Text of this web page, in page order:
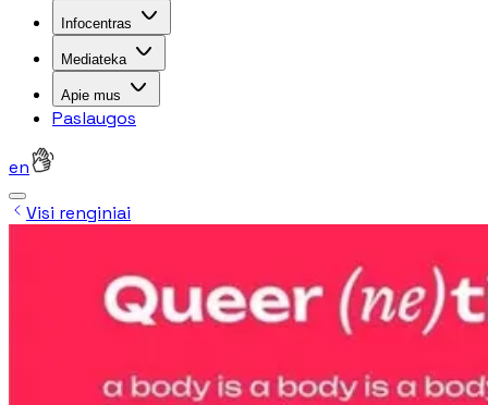
Infocentras
Mediateka
Apie mus
Paslaugos
en
Visi renginiai